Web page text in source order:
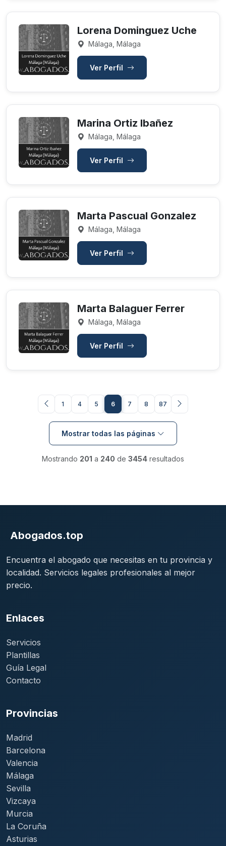
Lorena Dominguez Uche
Málaga, Málaga
Ver Perfil
Marina Ortiz Ibañez
Málaga, Málaga
Ver Perfil
Marta Pascual Gonzalez
Málaga, Málaga
Ver Perfil
Marta Balaguer Ferrer
Málaga, Málaga
Ver Perfil
1 4 5 6 7 8 87
Mostrar todas las páginas
Mostrando 201 a 240 de 3454 resultados
Abogados.top
Encuentra el abogado que necesitas en tu provincia y
localidad. Servicios legales profesionales al mejor
precio.
Enlaces
Servicios
Plantillas
Guía Legal
Contacto
Provincias
Madrid
Barcelona
Valencia
Málaga
Sevilla
Vizcaya
Murcia
La Coruña
Asturias